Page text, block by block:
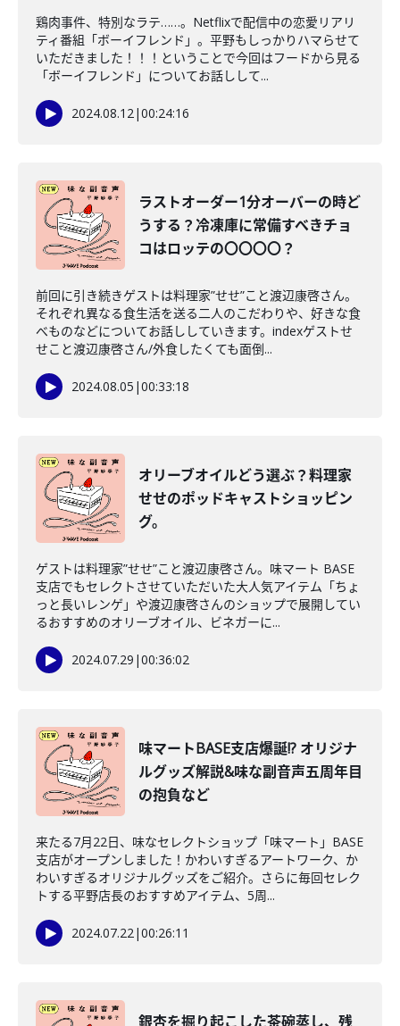
鶏肉事件、特別なラテ……。Netflixで配信中の恋愛リアリ
ティ番組「ボーイフレンド」。平野もしっかりハマらせて
いただきました！！！ということで今回はフードから見る
「ボーイフレンド」についてお話しして...
2024.08.12|00:24:16
ラストオーダー1分オーバーの時ど
うする？冷凍庫に常備すべきチョ
コはロッテの〇〇〇〇？
前回に引き続きゲストは料理家”せせ”こと渡辺康啓さん。
それぞれ異なる食生活を送る二人のこだわりや、好きな食
べものなどについてお話ししていきます。indexゲストせ
せこと渡辺康啓さん/外食したくても面倒...
2024.08.05 |00:33:18
オリーブオイルどう選ぶ？料理家
せせのポッドキャストショッピン
グ。
ゲストは料理家”せせ”こと渡辺康啓さん。味マート BASE
支店でもセレクトさせていただいた大人気アイテム「ちょ
っと長いレンゲ」や渡辺康啓さんのショップで展開してい
るおすすめのオリーブオイル、ビネガーに...
2024.07.29 |00:36:02
味マートBASE支店爆誕!? オリジナ
ルグッズ解説&味な副音声五周年目
の抱負など
来たる7月22日、味なセレクトショップ「味マート」BASE
支店がオープンしました！かわいすぎるアートワーク、か
わいすぎるオリジナルグッズをご紹介。さらに毎回セレク
トする平野店長のおすすめアイテム、5周...
2024.07.22|00:26:11
銀杏を掘り起こした茶碗蒸し、残